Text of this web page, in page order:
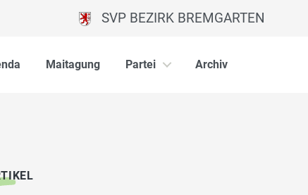
SVP BEZIRK BREMGARTEN
Maitagung Partei Archiv